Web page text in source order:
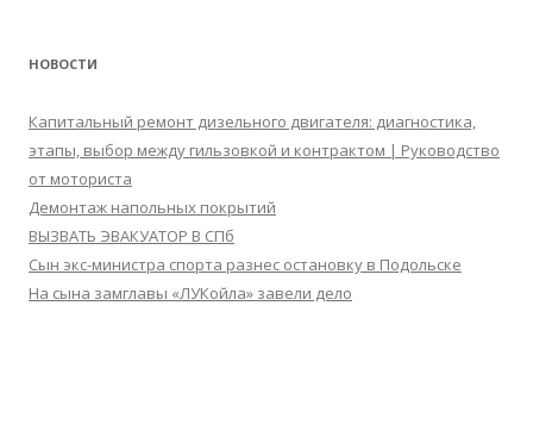
НОВОСТИ
Капитальный ремонт дизельного двигателя: диагностика,
этапы, выбор между гильзовкой и контрактом | Руководство
от моториста
Демонтаж напольных покрытий
ВЫЗВАТЬ ЭВАКУАТОР В СПб
Сын экс-министра спорта разнес остановку в Подольске
На сына замглавы «ЛУКойла» завели дело